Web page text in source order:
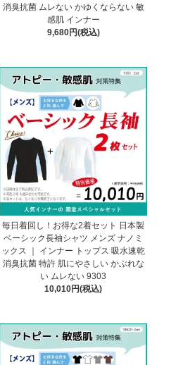
消臭抗菌 ムレない かゆくならない 敏
感肌 インナー
9,680円(税込)
毎日着回し！お得な2着セット 日本製
ベーシック長袖シャツ メンズ ナノミ
ックス ｜ インナー トップス 吸水速乾
消臭抗菌 特許 肌にやさしい かぶれな
い ムレない 9303
10,010円(税込)